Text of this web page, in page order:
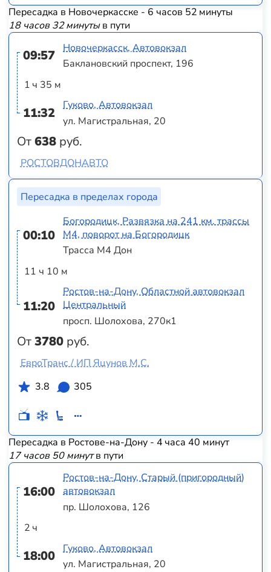
Пересадка в Новочеркасске - 6 часов 52 минуты
18 часов 32 минутыв пути
09:57
1 ч 35 м
11:32
От638 руб.
Новочеркасск, Автовокзал
Баклановский проспект, 196
Гуково, Автовокзал
ул. Магистральная, 20
РОСТОВДОНАВТО
Пересадка в пределах города
00:10
11 ч 10 м
11:20
От3780 руб.
Богородицк, Развязка на 241 км. трассы
М4, поворот на Богородицк
Трасса М4 Дон
Ростов-на-Дону, Областной автовокзал
Центральный
просп. Шолохова, 270к1
ЕвроТранс / ИП Яцунов М.С.
3.8
305
Пересадка в Ростове-на-Дону - 4 часа 40 минут
17 часов 50 минутв пути
16:00
2 ч
18:00
Ростов-на-Дону, Старый (пригородный)
автовокзал
пр. Шолохова, 126
Гуково, Автовокзал
ул. Магистральная, 20